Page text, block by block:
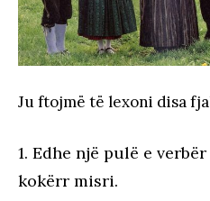
Ju ftojmë të lexoni disa
1. Edhe një pulë e
kokërr misri.